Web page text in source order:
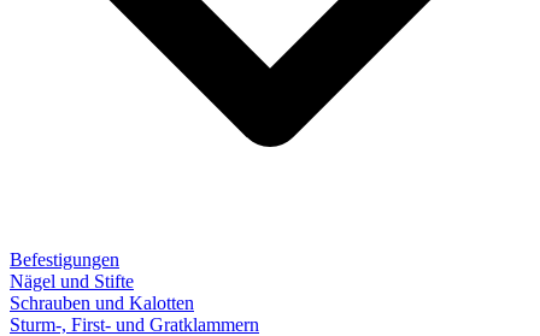
Befestigungen
Nägel und Stifte
Schrauben und Kalotten
Sturm-, First- und Gratklammern